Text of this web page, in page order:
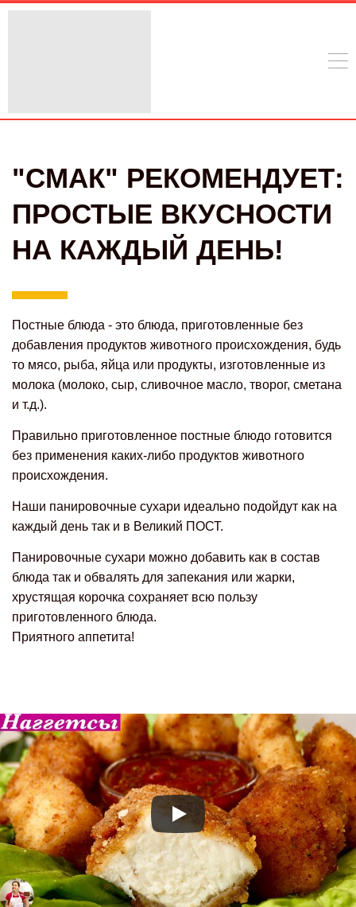
"СМАК" РЕКОМЕНДУЕТ:
ПРОСТЫЕ ВКУСНОСТИ
НА КАЖДЫЙ ДЕНЬ!
Постные блюда - это блюда, приготовленные без
добавления продуктов животного происхождения, будь
то мясо, рыба, яйца или продукты, изготовленные из
молока (молоко, сыр, сливочное масло, творог, сметана
и т.д.).
Правильно приготовленное постные блюдо готовится
без применения каких-либо продуктов животного
происхождения.
Наши панировочные сухари идеально подойдут как на
каждый день так и в Великий ПОСТ.
Панировочные сухари можно добавить как в состав
блюда так и обвалять для запекания или жарки,
хрустящая корочка сохраняет всю пользу
приготовленного блюда.
Приятного аппетита!